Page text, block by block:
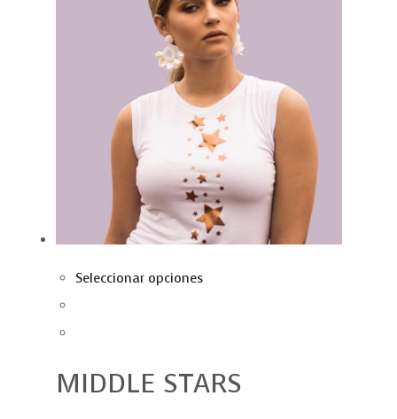
Seleccionar opciones
MIDDLE STARS